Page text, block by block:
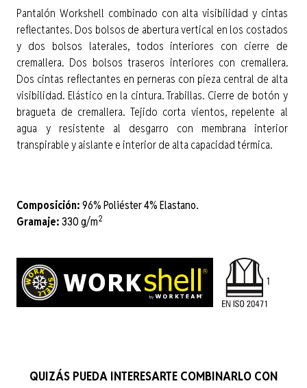
Pantalón Workshell combinado con alta visibilidad y cintas
reflectantes. Dos bolsos de abertura vertical en los costados
y dos bolsos laterales, todos interiores con cierre de
cremallera. Dos bolsos traseros interiores con cremallera.
Dos cintas reflectantes en perneras con pieza central de alta
visibilidad. Elástico en la cintura. Trabillas. Cierre de botón y
bragueta de cremallera. Tejido corta vientos, repelente al
agua y resistente al desgarro con membrana interior
transpirable y aislante e interior de alta capacidad térmica.
Composición:96% Poliéster 4% Elastano.
Gramaje:330 g/m2
QUIZÁS PUEDA INTERESARTE COMBINARLO CON